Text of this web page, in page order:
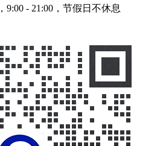
- 21:00，节假日不休息